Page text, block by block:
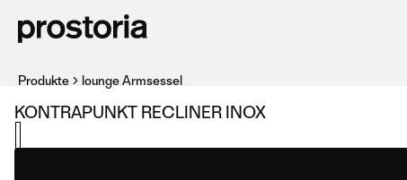
KONTRAPUNKT RECLINER INOX
Produkte lounge Armsessel